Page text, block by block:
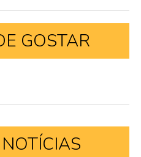
GOSTAR